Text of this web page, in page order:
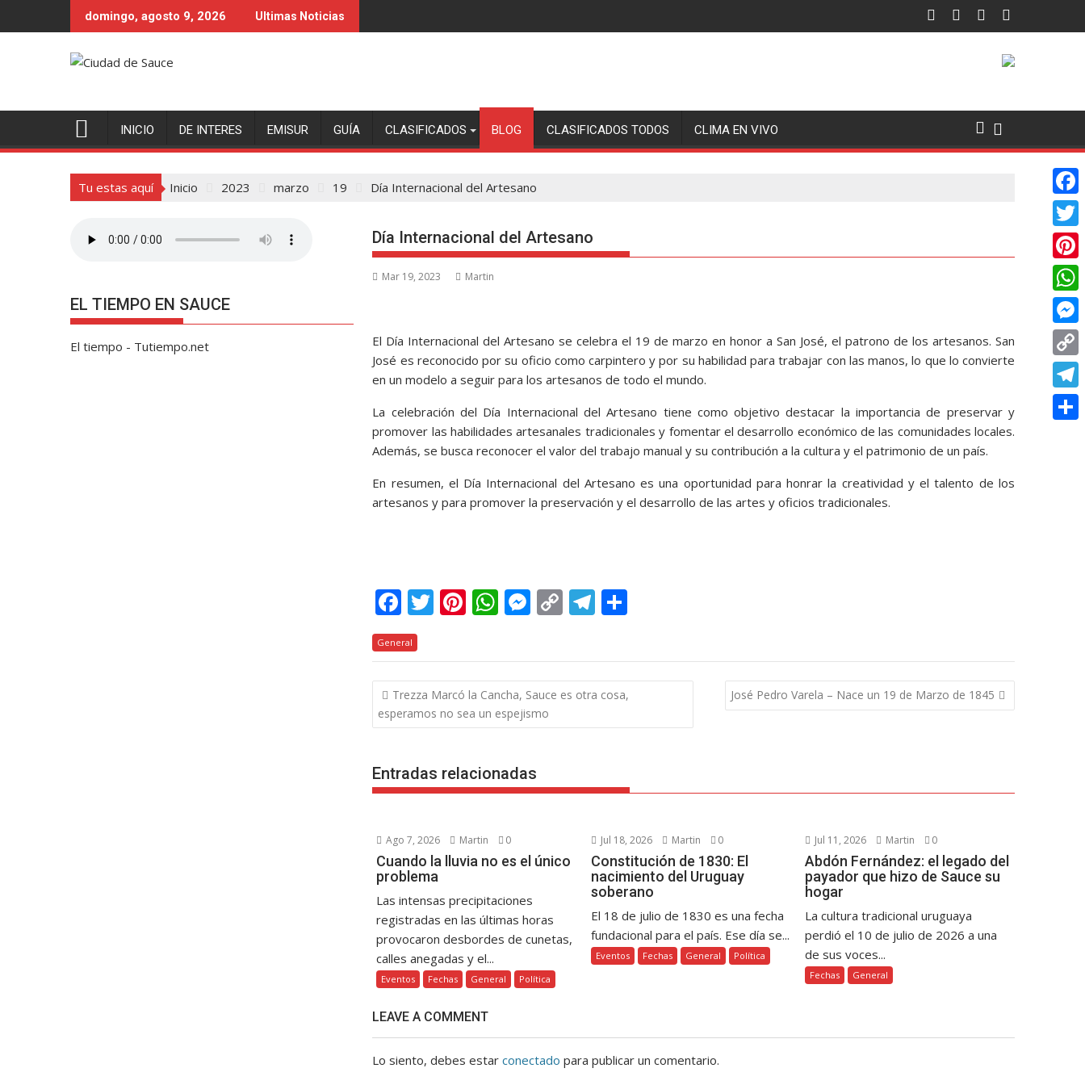
al
domingo, agosto 9, 2026 Ultimas Noticias
INICIO DE INTERES EMISUR GUÍA CLASIFICADOS BLOG CLASIFICADOS TODOS CLIMA EN VIVO
Tu estas aquí Inicio 2023 marzo 19 Día Internacional del Artesano
Día Internacional del Artesano
Mar 19, 2023 Martin
El Día Internacional del Artesano se celebra el 19 de marzo en honor a San José, el patrono de los artesanos. San
José es reconocido por su oficio como carpintero y por su habilidad para trabajar con las manos, lo que lo convierte
en un modelo a seguir para los artesanos de todo el mundo.
La celebración del Día Internacional del Artesano tiene como objetivo destacar la importancia de preservar y
promover las habilidades artesanales tradicionales y fomentar el desarrollo económico de las comunidades locales.
Además, se busca reconocer el valor del trabajo manual y su contribución a la cultura y el patrimonio de un país.
En resumen, el Día Internacional del Artesano es una oportunidad para honrar la creatividad y el talento de los
artesanos y para promover la preservación y el desarrollo de las artes y oficios tradicionales.
F
ac
e
b
o
o
T
itt
er
Pi
er
e
st
W
at
s
A
p
M
ss
e
n
g
C
p
y
Li
n
T
e
gr
a
m
m
p
ar
ti
General
Navegación
de
entradas
Trezza Marcó la Cancha, Sauce es otra cosa,
esperamos no sea un espejismo
José Pedro Varela – Nace un 19 de Marzo de 1845
Entradas relacionadas
Ago 7, 2026 Martin 0
Cuando la lluvia no es el único
problema
Las intensas precipitaciones
registradas en las últimas horas
provocaron desbordes de cunetas,
calles anegadas y el...
Eventos Fechas General Política
Jul 18, 2026 Martin 0
Constitución de 1830: El
nacimiento del Uruguay
soberano
El 18 de julio de 1830 es una fecha
fundacional para el país. Ese día se...
Eventos Fechas General Política
Jul 11, 2026 Martin 0
Abdón Fernández: el legado del
payador que hizo de Sauce su
hogar
La cultura tradicional uruguaya
perdió el 10 de julio de 2026 a una
de sus voces...
Fechas General
LEAVE A COMMENT
Lo siento, debes estarconectado para publicar un comentario.
EL TIEMPO EN SAUCE
El tiempo - Tutiempo.net
F
a
c
e
b
o
o
k
T
w
i
t
t
e
r
P
i
n
t
e
r
W
h
a
t
s
M
e
s
s
C
o
p
T